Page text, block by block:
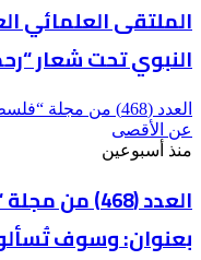
الملتقى العلمائي
النبوي تحت شعار
العدد (468) من
عن الأقصى
منذ أسبوعين
العدد (468)
بعنوان: وسوف